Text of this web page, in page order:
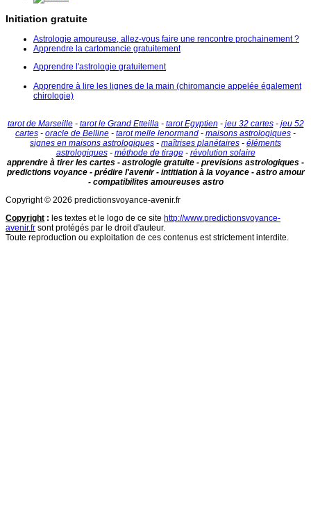
Initiation gratuite
Astrologie amoureuse, allez-vous faire une rencontre prochainement ?
Apprendre la cartomancie gratuitement
Apprendre l'astrologie gratuitement
Apprendre à lire les lignes de la main (chiromancie appelée également
chirologie)
tarot de Marseille- tarot le Grand Etteilla- tarot Egyptien - jeu 32 cartes- jeu 52
cartes - oracle de Belline - tarot melle lenormand - maisons astrologiques -
signes en maisons astrologiques - maîtrises planétaires - éléments
astrologiques- méthode de tirage- révolution solaire
apprendre à tirer les cartes - astrologie gratuite - previsions astrologiques -
predictions voyance - prédire l'avenir - intitiation à la voyance - astro amour
- compatibilites amoureuses astro
Copyright © 2026 predictionsvoyance-avenir.fr
Copyright : les textes et le logo de ce site http://www.predictionsvoyance-
avenir.fr sont protégés par le droit d'auteur.
Toute reproduction ou exploitation de ces contenus est strictement interdite.